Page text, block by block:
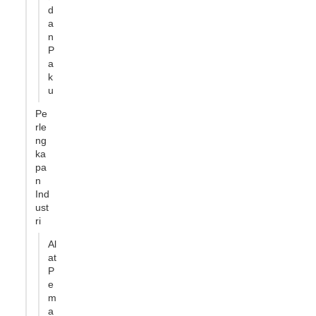
d
a
n
P
a
k
u
Pe
rle
ng
ka
pa
n
Ind
ust
ri
Al
at
P
e
m
a